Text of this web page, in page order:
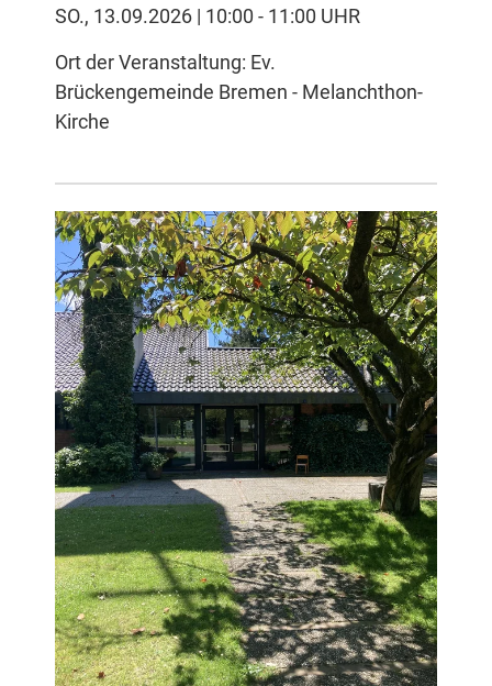
SO., 13.09.2026 | 10:00 - 11:00 UHR
Ort der Veranstaltung: Ev.
Brückengemeinde Bremen - Melanchthon-
Kirche